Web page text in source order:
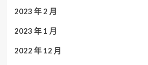
2023 年 2 月
2023 年 1 月
2022 年 12 月